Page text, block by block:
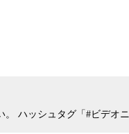
告発であるという見方
らを消滅させるような
情報が重要な機密漏
ていなかったことが
ハッシュタグ「#ビデオ